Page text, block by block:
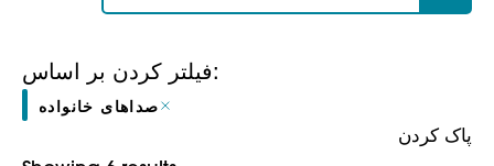
فیلتر کردن بر اساس:
صداهای خانواده
پاک کردن